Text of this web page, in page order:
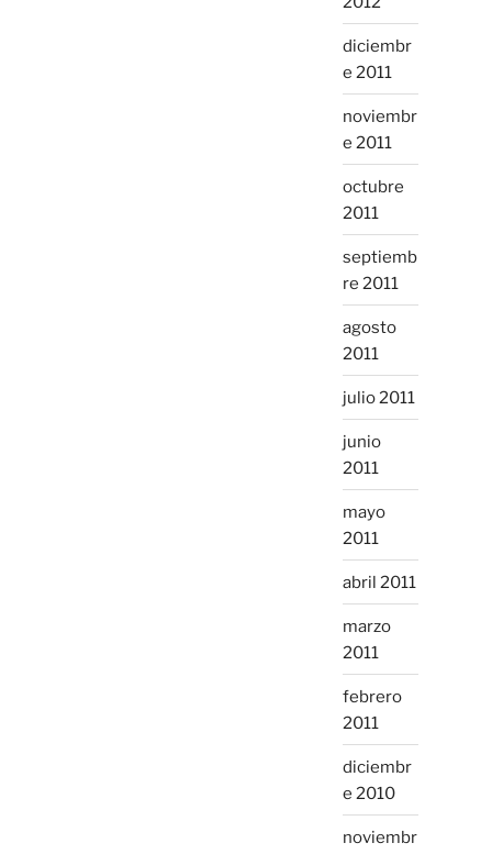
diciembr
e 2011
noviembr
e 2011
octubre
2011
septiemb
re 2011
agosto
2011
julio 2011
junio
2011
mayo
2011
abril 2011
marzo
2011
febrero
2011
diciembr
e 2010
noviembr